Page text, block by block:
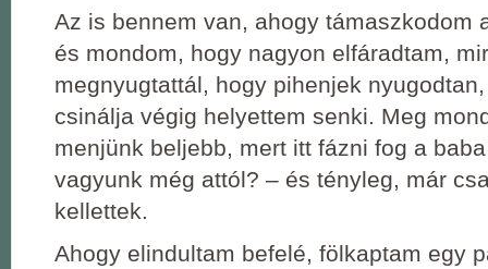
Az is bennem van, ahogy támaszkodom
és mondom, hogy nagyon elfáradtam,
megnyugtattál, hogy pihenjek
csinálja végig helyettem senki. Meg
menjünk beljebb, mert itt fázni fog a
vagyunk még attól? – és tényleg, már
kellettek.
Ahogy elindultam befelé, fölkaptam egy